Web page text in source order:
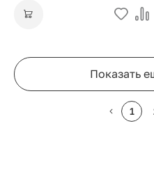
Показать
1